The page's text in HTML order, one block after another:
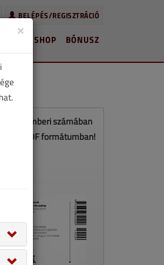
BELÉPÉS/REGISZTRÁCIÓ
BÓNUSZ
SHOP
szeptemberi számában
PDF formátumban!
×